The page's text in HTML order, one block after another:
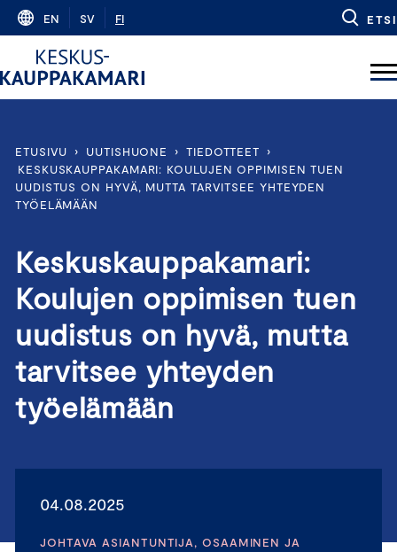
Skip
content
EN SV FI ETSI
ETUSIVU › UUTISHUONE › TIEDOTTEET
›
KESKUSKAUPPAKAMARI: KOULUJEN OPPIMISEN TUEN
UUDISTUS ON HYVÄ, MUTTA TARVITSEE YHTEYDEN
TYÖELÄMÄÄN
Keskuskauppakamari:
Koulujen oppimisen tuen
uudistus on hyvä, mutta
tarvitsee yhteyden
työelämään
04.08.2025
JOHTAVA ASIANTUNTIJA, OSAAMINEN JA